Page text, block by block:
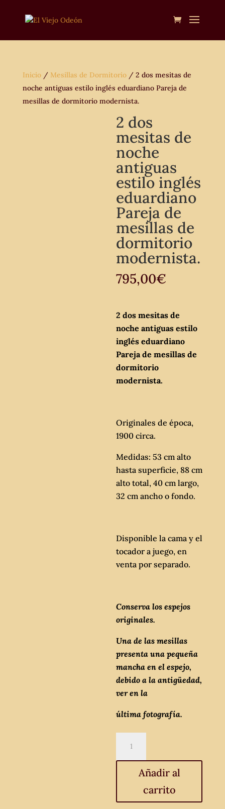
Inicio/ Mesillas de Dormitorio/ 2 dos mesitas de
noche antiguas estilo inglés eduardiano Pareja de
mesillas de dormitorio modernista.
2 dos
mesitas de
noche
antiguas
estilo inglés
eduardiano
Pareja de
mesillas de
dormitorio
modernista.
795,00€
2 dos mesitas de
noche antiguas estilo
inglés eduardiano
Pareja de mesillas de
dormitorio
modernista.
Originales de época,
1900 circa.
Medidas: 53 cm alto
hasta superficie, 88 cm
alto total, 40 cm largo,
32 cm ancho o fondo.
Disponible la cama y el
tocador a juego, en
venta por separado.
Conserva los espejos
originales.
Una de las mesillas
presenta una pequeña
mancha en el espejo,
debido a la antigüedad,
ver en la
última fotografía.
mesitas
antiguas
Añadir al
carrito